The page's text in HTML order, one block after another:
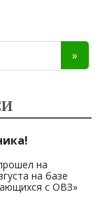
на
на базе
с ОВЗ»